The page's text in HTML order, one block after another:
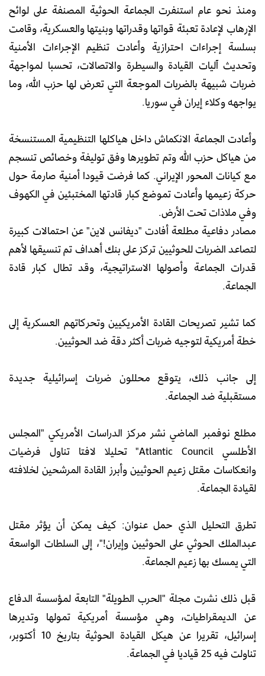
ومنذ نحو عام استنفرت الجماعة الحوثية المصنفة على لوائح
الإرهاب لإعادة تعبئة قواتها وقدراتها وبنيتها والعسكرية، وقامت
بسلسة إجراءات احترازية وأعادت تنظيم الإجراءات الأمنية
وتحديث آليات القيادة والسيطرة والاتصالات، تحسبا لمواجهة
ضربات شبيهة بالضربات الموجعة التي تعرض لها حزب الله، وما
يواجهه وكلاء إيران في سوريا.
وأعادت الجماعة الانكماش داخل هياكلها التنظيمية المستنسخة
من هياكل حزب الله وتم تطويرها وفق توليفة وخصائص تنسجم
مع كيانات المحور الإيراني. كما فرضت قيودا أمنية صارمة حول
حركة زعيمها وأعادت تموضع كبار قادتها المختبئين في الكهوف
وفي ملاذات تحت الأرض.
مصادر دفاعية مطلعة أفادت "ديفانس لاين" عن احتمالات كبيرة
لتصاعد الضربات للحوثيين تركز على بنك أهداف تم تنسيقها لأهم
قدرات الجماعة وأصولها الاستراتيجية، وقد تطال كبار قادة
الجماعة.
كما تشير تصريحات القادة الأمريكيين وتحركاتهم العسكرية إلى
خطة أمريكية لتوجيه ضربات أكثر دقة ضد الحوثيين.
إلى جانب ذلك، يتوقع محللون ضربات إسرائيلية جديدة
مستقبلية ضد الجماعة.
مطلع نوفمبر الماضي نشر مركز الدراسات الأمريكي "المجلس
الأطلسي Atlantic Council" تحليلا لافتا تناول فرضيات
وانعكاسات مقتل زعيم الحوثيين وأبرز القادة المرشحين لخلافته
لقيادة الجماعة.
تطرق التحليل الذي حمل عنوان: كيف يمكن أن يؤثر مقتل
عبدالملك الحوثي على الحوثيين وإيران!"، إلى السلطات الواسعة
التي يمسك بها زعيم الجماعة.
قبل ذلك نشرت مجلة "الحرب الطويلة" التابعة لمؤسسة الدفاع
عن الديمقراطيات، وهي مؤسسة أمريكية تمولها وتديرها
إسرائيل، تقريرا عن هيكل القيادة الحوثية بتاريخ 10 أكتوبر،
تناولت فيه 25 قياديا في الجماعة.